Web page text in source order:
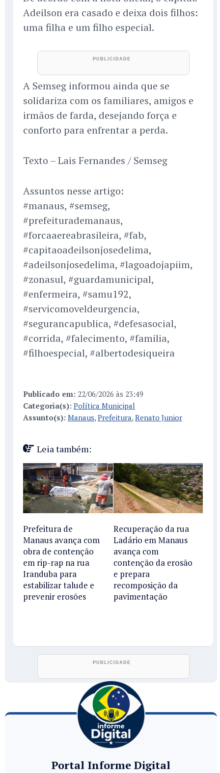
Adeilson era casado e deixa dois filhos:
uma filha e um filho especial.
A Semseg informou ainda que se
solidariza com os familiares, amigos e
irmãos de farda, desejando força e
conforto para enfrentar a perda.
Texto – Lais Fernandes / Semseg
Assuntos nesse artigo:
#manaus, #semseg,
#prefeiturademanaus,
#forcaaereabrasileira, #fab,
#capitaoadeilsonjosedelima,
#adeilsonjosedelima, #lagoadojapiim,
#zonasul, #guardamunicipal,
#enfermeira, #samu192,
#servicomoveldeurgencia,
#segurancapublica, #defesasocial,
#corrida, #falecimento, #familia,
#filhoespecial, #albertodesiqueira
Publicado em: 22/06/2026 às 23:49
Categoria(s): Política Municipal
Assunto(s): Manaus, Prefeitura, Renato Junior
Leia também:
Prefeitura de
Manaus avança com
obra de contenção
em rip-rap na rua
Iranduba para
estabilizar talude e
prevenir erosões
Recuperação da rua
Ladário em Manaus
avança com
contenção da erosão
e prepara
recomposição da
pavimentação
Portal Informe Digital